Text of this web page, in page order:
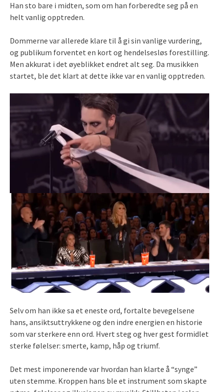
Han sto bare i midten, som om han forberedte seg på en
helt vanlig opptreden.
Dommerne var allerede klare til å gi sin vanlige vurdering,
og publikum forventet en kort og hendelsesløs forestilling.
Men akkurat i det øyeblikket endret alt seg. Da musikken
startet, ble det klart at dette ikke var en vanlig opptreden.
Selv om han ikke sa et eneste ord, fortalte bevegelsene
hans, ansiktsuttrykkene og den indre energien en historie
som var sterkere enn ord. Hvert steg og hver gest formidlet
sterke følelser: smerte, kamp, håp og triumf.
Det mest imponerende var hvordan han klarte å “synge”
uten stemme. Kroppen hans ble et instrument som skapte